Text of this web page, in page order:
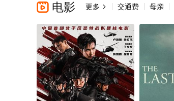
 电影 更多  交通费 母亲